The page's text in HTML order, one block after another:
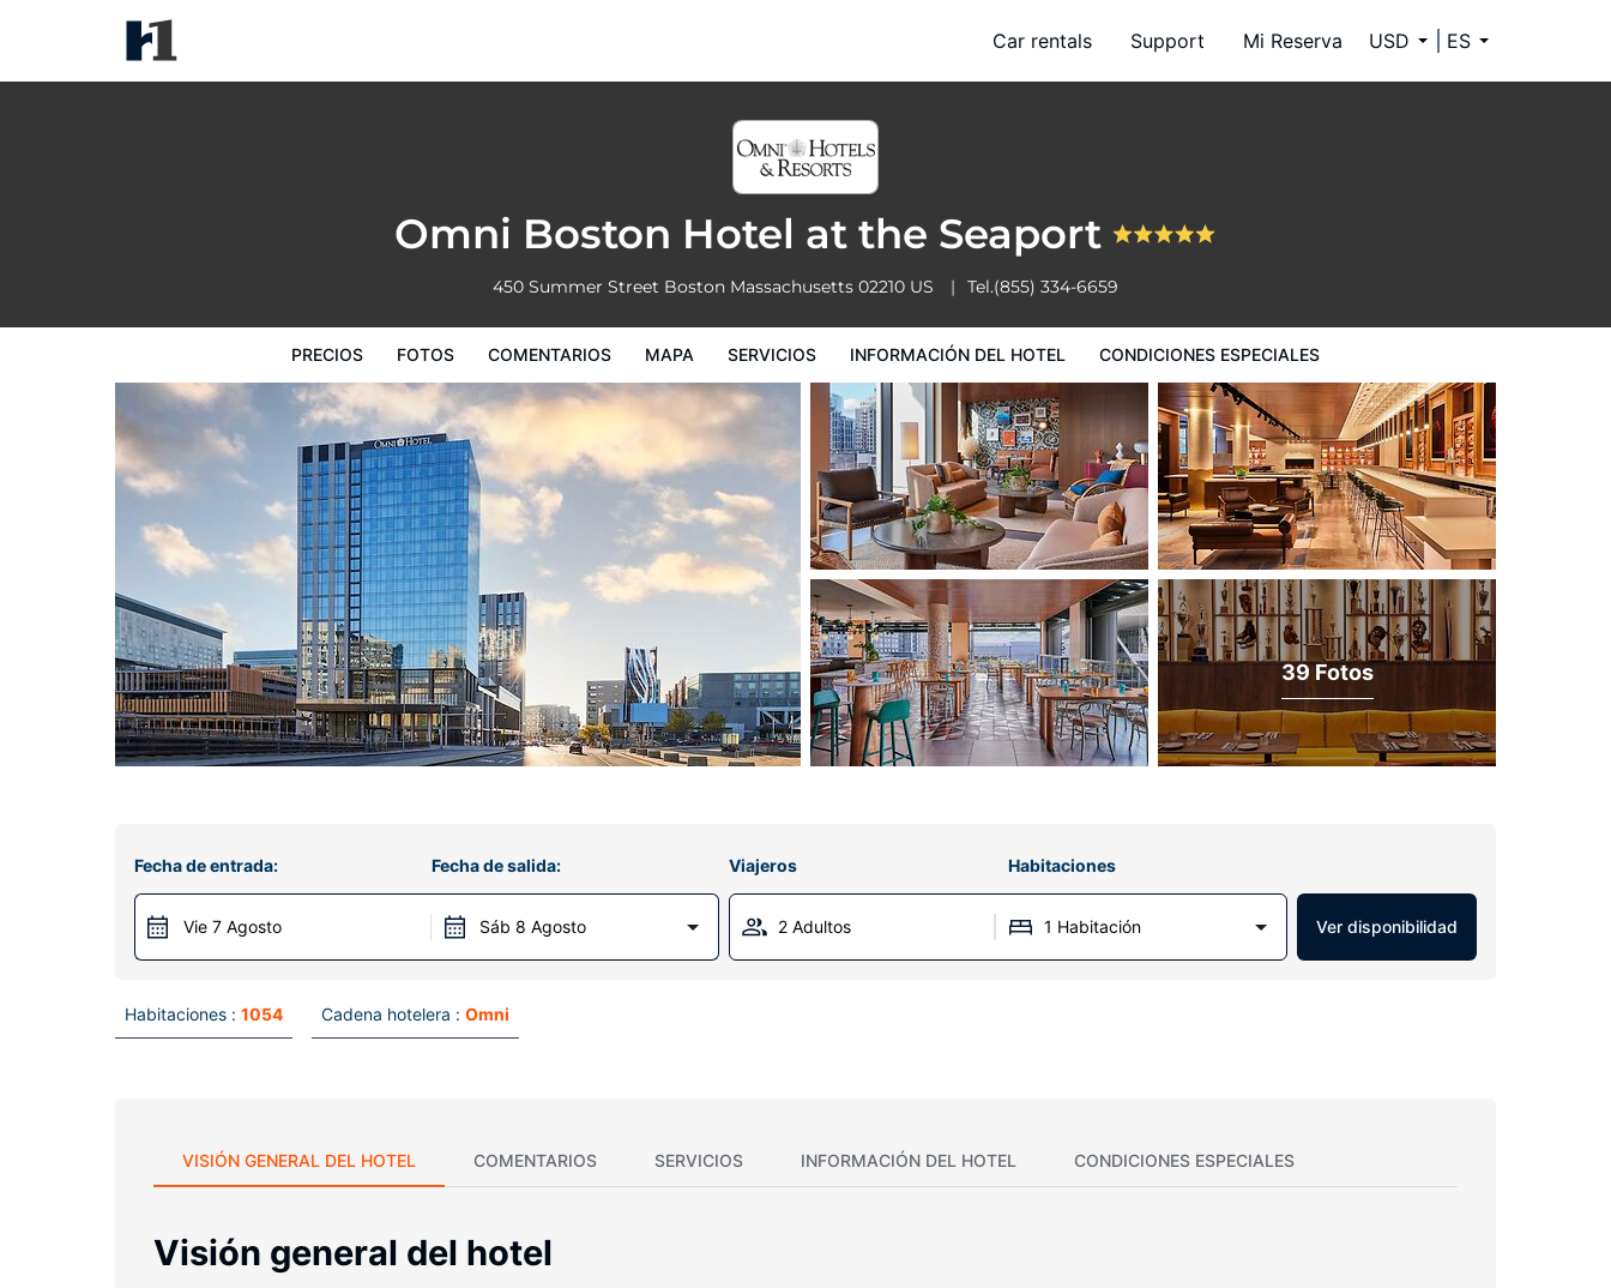
Car rentals Support Mi Reserva USD ES
Omni Boston Hotel at the Seaport
450 Summer Street Boston Massachusetts 02210 US Tel.(855) 334-6659
PRECIOS FOTOS COMENTARIOS MAPA SERVICIOS INFORMACIÓN DEL HOTEL CONDICIONES ESPECIALES
Condiciones especiales
39 Fotos
Fecha de entrada:
Vie 7 Agosto
Fecha de salida:
Sáb 8 Agosto
Viajeros Habitaciones
2 Adultos 1 Habitación Ver disponibilidad
Habitaciones : 1054 Cadena hotelera : Omni
VISIÓN GENERAL DEL HOTEL COMENTARIOS SERVICIOS INFORMACIÓN DEL HOTEL CONDICIONES ESPECIALES
Visión general del hotel